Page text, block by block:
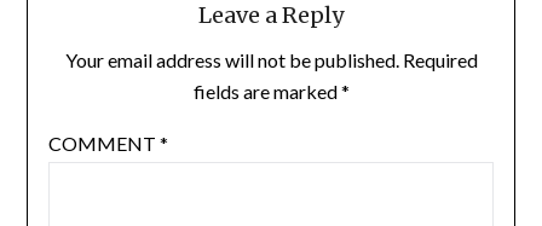
Leave a Reply
Your email address will not be published. Required
fields are marked*
COMMENT *